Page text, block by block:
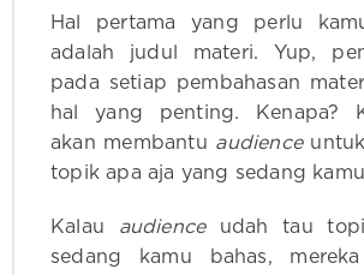
Hal pertama yang perlu
adalah judul materi. Yup,
pada setiap pembahasan
hal yang penting. Kenapa?
akan membantu audienceuntuk
topik apa aja yang sedang
Kalau audienceudah tau
sedang kamu bahas,